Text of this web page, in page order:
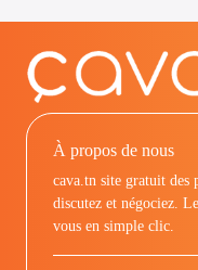
À propos de nous
cava.tn site gratuit des
discutez et négociez.
vous en simple clic.